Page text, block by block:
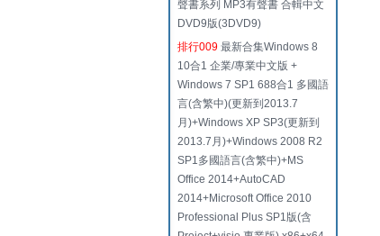
聲書系列 MP3有聲書 合輯中文
DVD9版(3DVD9)
排行009 最新合集Windows 8
10合1 企業/專業中文版 +
Windows 7 SP1 688合1 多國語
言(含繁中)(更新到2013.7
月)+Windows XP SP3(更新到
2013.7月)+Windows 2008 R2
SP1多國語言(含繁中)+MS
Office 2014+AutoCAD
2014+Microsoft Office 2010
Professional Plus SP1版(含